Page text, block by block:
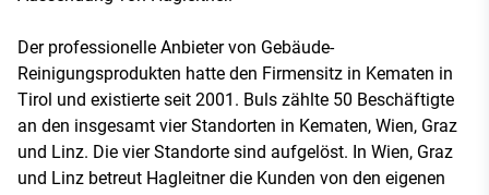
Der professionelle Anbieter von Gebäude-
Reinigungsprodukten hatte den Firmensitz in Kematen in
Tirol und existierte seit 2001. Buls zählte 50 Beschäftigte
an den insgesamt vier Standorten in Kematen, Wien, Graz
und Linz. Die vier Standorte sind aufgelöst. In Wien, Graz
und Linz betreut Hagleitner die Kunden von den eigenen